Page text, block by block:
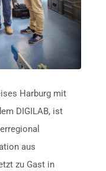
Harburg mit
DIGILAB, ist
aus
zu Gast in